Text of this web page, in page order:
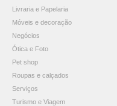
Livraria e Papelaria
Móveis e decoração
Negócios
Ótica e Foto
Pet shop
Roupas e calçados
Serviços
Turismo e Viagem